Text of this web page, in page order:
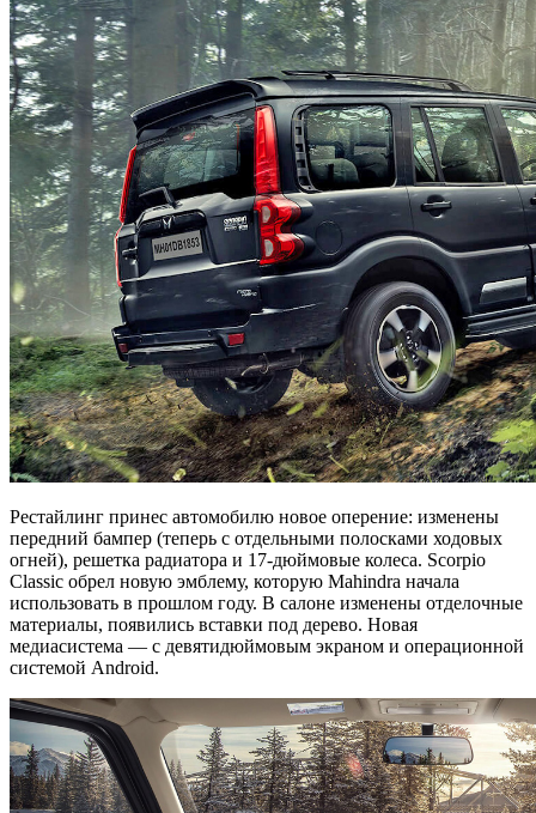
Рестайлинг принес автомобилю новое оперение: изменены
передний бампер (теперь с отдельными полосками ходовых
огней), решетка радиатора и 17-дюймовые колеса. Scorpio
Classic обрел новую эмблему, которую Mahindra начала
использовать в прошлом году. В салоне изменены отделочные
материалы, появились вставки под дерево. Новая
медиасистема — с девятидюймовым экраном и операционной
системой Android.